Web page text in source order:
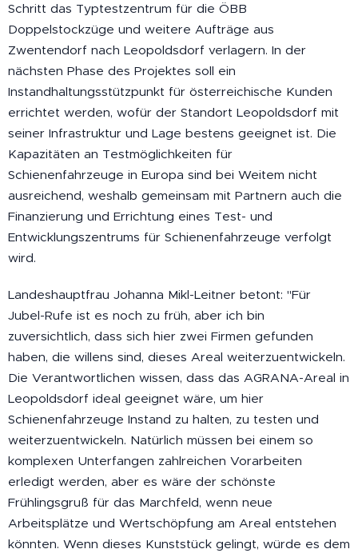
Schritt das Typtestzentrum für die ÖBB
Doppelstockzüge und weitere Aufträge aus
Zwentendorf nach Leopoldsdorf verlagern. In der
nächsten Phase des Projektes soll ein
Instandhaltungsstützpunkt für österreichische Kunden
errichtet werden, wofür der Standort Leopoldsdorf mit
seiner Infrastruktur und Lage bestens geeignet ist. Die
Kapazitäten an Testmöglichkeiten für
Schienenfahrzeuge in Europa sind bei Weitem nicht
ausreichend, weshalb gemeinsam mit Partnern auch die
Finanzierung und Errichtung eines Test- und
Entwicklungszentrums für Schienenfahrzeuge verfolgt
wird.
Landeshauptfrau Johanna Mikl-Leitner betont: "Für
Jubel-Rufe ist es noch zu früh, aber ich bin
zuversichtlich, dass sich hier zwei Firmen gefunden
haben, die willens sind, dieses Areal weiterzuentwickeln.
Die Verantwortlichen wissen, dass das AGRANA-Areal in
Leopoldsdorf ideal geeignet wäre, um hier
Schienenfahrzeuge Instand zu halten, zu testen und
weiterzuentwickeln. Natürlich müssen bei einem so
komplexen Unterfangen zahlreichen Vorarbeiten
erledigt werden, aber es wäre der schönste
Frühlingsgruß für das Marchfeld, wenn neue
Arbeitsplätze und Wertschöpfung am Areal entstehen
könnten. Wenn dieses Kunststück gelingt, würde es dem